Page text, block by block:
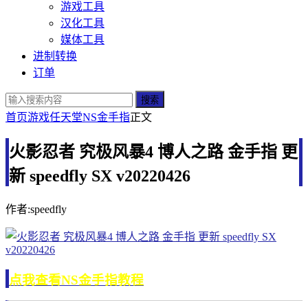
游戏工具
汉化工具
媒体工具
进制转换
订单
搜索
首页游戏任天堂NS金手指正文
火影忍者 究极风暴4 博人之路 金手指 更
新 speedfly SX v20220426
作者:speedfly
点我查看NS金手指教程